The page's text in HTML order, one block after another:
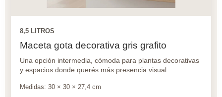
8,5 LITROS
Maceta gota decorativa gris grafito
Una opción intermedia, cómoda para plantas decorativas
y espacios donde querés más presencia visual.
Medidas: 30 × 30 × 27,4 cm